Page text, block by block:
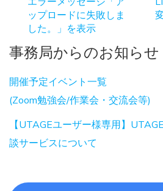
ップロードに失敗しま
した。」を表示
事務局からのお知らせ
開催予定イベント一覧
(Zoom勉強会/作業会・交流会等)
【UTAGEユーザー様専用】
談サービスについて